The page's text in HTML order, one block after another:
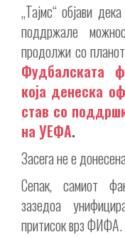
„Тајмс“ објави
поддржале
продолжи со
Фудбалската
која денеска
став со
на УЕФА.
Засега не е
Сепак, самиот
зазедоа
притисок врз ФИФА.